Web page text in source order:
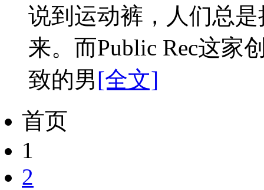
说到运动裤，人们总
来。而Public Rec这家
致的男[全文]
首页
1
2